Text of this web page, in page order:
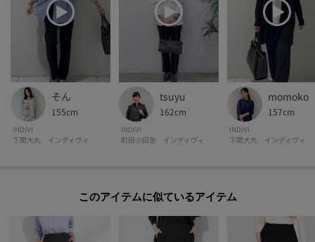
・ウエスト後ろゴム
・裏地なし
※この製品は、太陽光線中の紫外線（UV）を通しにくくします。この効果は
永久的ではありません。
※照明の関係により、実際よりも色味が違って見える場合があります。また、
パソコン・スマートフォンなどの環境により、若干製品と画像のカラーが異
伸縮性：あり
そん
155cm
INDIVI
下関大丸 インディヴィ
tsuyu
162cm
INDIVI
町田小田急 インディヴィ
momoko
157cm
INDIVI
下関大丸 インディヴィ
このアイテムに似ているアイテム